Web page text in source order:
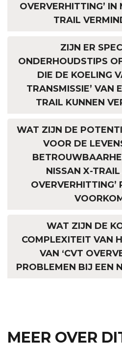
OVERVERHITTING’
TRAIL
ZIJN ER
ONDERHOUDSTIPS
DIE DE KOELING
TRANSMISSIE’ VAN
TRAIL KUNNEN
WAT ZIJN DE
VOOR DE
NISSAN X-TRAIL
OVERVERHITTING’
WAT ZIJN DE
COMPLEXITEIT VAN
VAN ‘CVT
PROBLEMEN BIJ EEN
MEER OVER